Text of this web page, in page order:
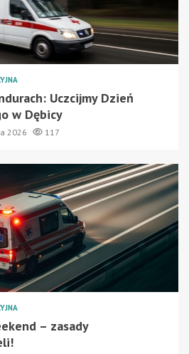
Uczcijmy Dzień
w Dębicy
2026 117
– zasady